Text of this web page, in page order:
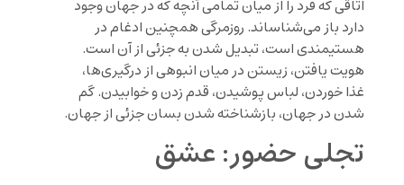
اتاقی که فرد را از میان تمامی آنچه که در جهان وجود
دارد باز می‌شناساند. روزمرگی همچنین ادغام در
هستیمندی است، تبدیل شدن به جزئی از آن است.
هویت یافتن، زیستن در میان انبوهی از درگیری‌ها،
غذا خوردن، لباس پوشیدن، قدم زدن و خوابیدن. گم
شدن در جهان، بازشناخته شدن بسان جزئی از جهان.
تجلی حضور: عشق